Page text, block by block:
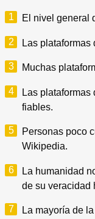
El nivel general
Las
Muchas
Las
fiables.
Personas poco
Wikipedia.
La humanidad
de su veracidad
La mayoría de